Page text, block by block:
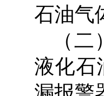
石油气
（
液化石